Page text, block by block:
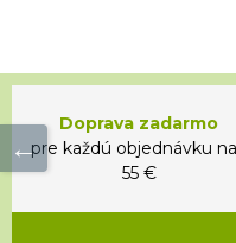
Doprava zadarmo
pre každú objednávku
55 €